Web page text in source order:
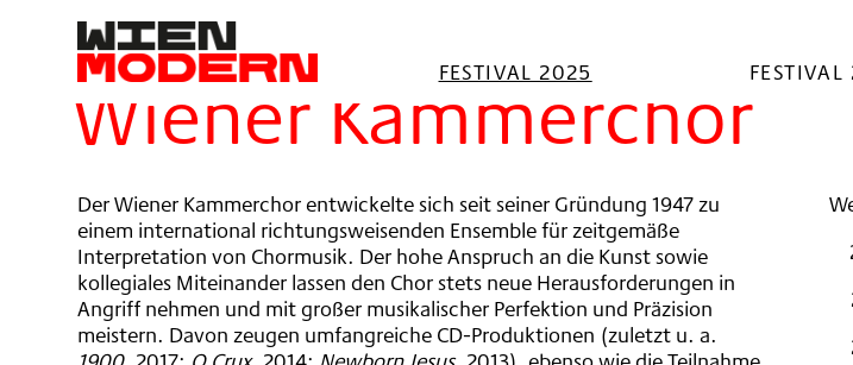
springen
FESTIVAL 2025
Filter
Wiener Kammerchor
Der Wiener Kammerchor entwickelte sich seit seiner Gründung 1947 zu
einem international richtungsweisenden Ensemble für zeitgemäße
Interpretation von Chormusik. Der hohe Anspruch an die Kunst sowie
kollegiales Miteinander lassen den Chor stets neue Herausforderungen in
Angriff nehmen und mit großer musikalischer Perfektion und Präzision
meistern. Davon zeugen umfangreiche CD-Produktionen (zuletzt u. a.